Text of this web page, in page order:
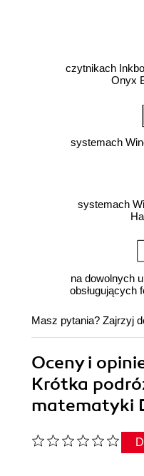
czytnikach
Onyx
systemach
systemach
na dowolnych
obsługujących
Masz pytania? Zajrzyj
Oceny i
Krótka
matematyki